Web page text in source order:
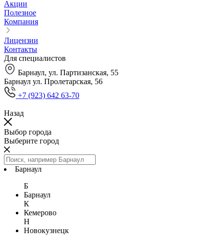
Акции
Полезное
Компания
Лицензии
Контакты
Для специалистов
Барнаул, ул. Партизанская, 55
Барнаул ул. Пролетарская, 56
+7 (923) 642 63-70
Назад
Выбор города
Выберите город
Барнаул
Б
Барнаул
К
Кемерово
Н
Новокузнецк